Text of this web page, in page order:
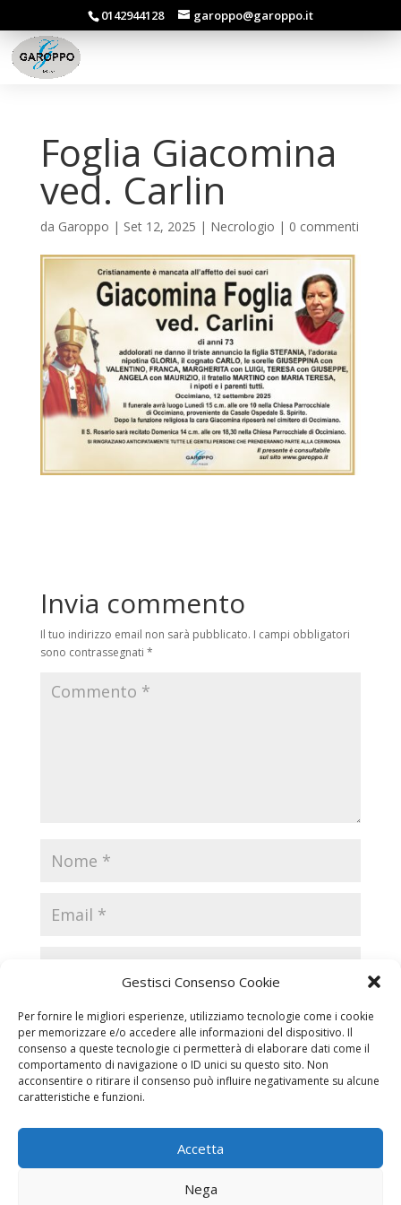
Gestisci Consenso Cookie
Per fornire le migliori esperienze, utilizziamo tecnologie come i cookie
per memorizzare e/o accedere alle informazioni del dispositivo. Il
consenso a queste tecnologie ci permetterà di elaborare dati come il
comportamento di navigazione o ID unici su questo sito. Non
acconsentire o ritirare il consenso può influire negativamente su alcune
caratteristiche e funzioni.
Accetta
Nega
0142944128 garoppo@garoppo.it
Foglia Giacomina
ved. Carlin
da Garoppo | Set 12, 2025 | Necrologio | 0 commenti
Invia commento
Il tuo indirizzo email non sarà pubblicato. I campi obbligatori
sono contrassegnati *
Necrologi Casale Monferrato
Necrologi Piemonte